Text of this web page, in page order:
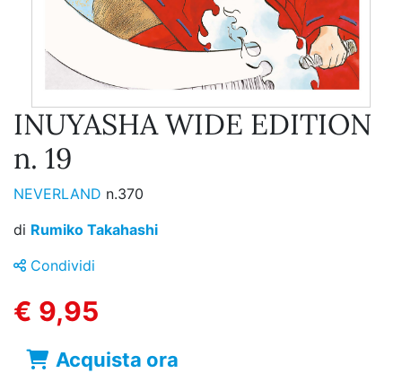
INUYASHA WIDE EDITION
n. 19
NEVERLAND n.370
di Rumiko Takahashi
Condividi
€ 9,95
Acquista ora